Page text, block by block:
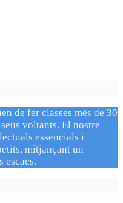
de fer classes més de 30
voltants. El nostre
essencials i
mitjançant un
escacs.